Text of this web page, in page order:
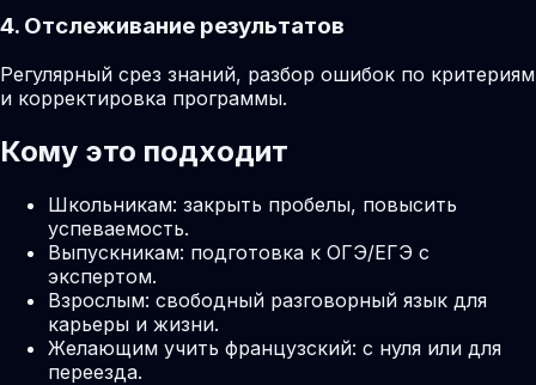
4. Отслеживание результатов
Регулярный срез знаний, разбор ошибок по критериям
и корректировка программы.
Кому это подходит
Школьникам: закрыть пробелы, повысить
успеваемость.
Выпускникам: подготовка к ОГЭ/ЕГЭ с
экспертом.
Взрослым: свободный разговорный язык для
карьеры и жизни.
Желающим учить французский: с нуля или для
переезда.